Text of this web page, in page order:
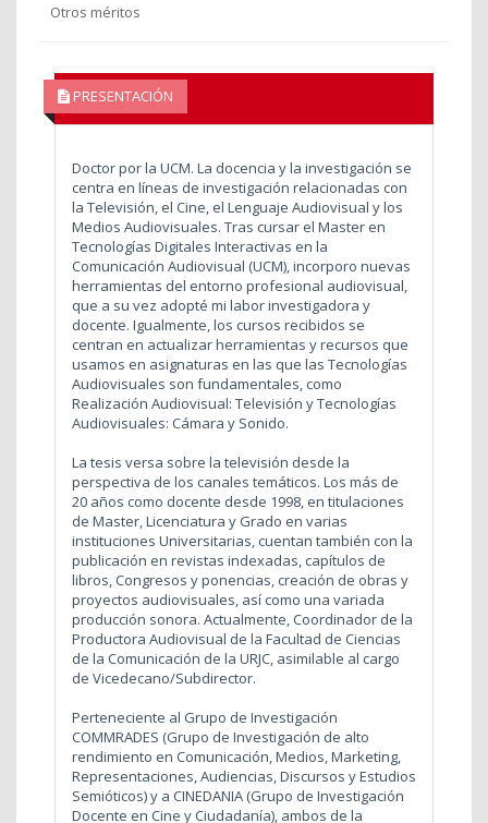
Otros méritos
PRESENTACIÓN
Doctor por la UCM. La docencia y la investigación se
centra en líneas de investigación relacionadas con
la Televisión, el Cine, el Lenguaje Audiovisual y los
Medios Audiovisuales. Tras cursar el Master en
Tecnologías Digitales Interactivas en la
Comunicación Audiovisual (UCM), incorporo nuevas
herramientas del entorno profesional audiovisual,
que a su vez adopté mi labor investigadora y
docente. Igualmente, los cursos recibidos se
centran en actualizar herramientas y recursos que
usamos en asignaturas en las que las Tecnologías
Audiovisuales son fundamentales, como
Realización Audiovisual: Televisión y Tecnologías
Audiovisuales: Cámara y Sonido.
La tesis versa sobre la televisión desde la
perspectiva de los canales temáticos. Los más de
20 años como docente desde 1998, en titulaciones
de Master, Licenciatura y Grado en varias
instituciones Universitarias, cuentan también con la
publicación en revistas indexadas, capítulos de
libros, Congresos y ponencias, creación de obras y
proyectos audiovisuales, así como una variada
producción sonora. Actualmente, Coordinador de la
Productora Audiovisual de la Facultad de Ciencias
de la Comunicación de la URJC, asimilable al cargo
de Vicedecano/Subdirector.
Perteneciente al Grupo de Investigación
COMMRADES (Grupo de Investigación de alto
rendimiento en Comunicación, Medios, Marketing,
Representaciones, Audiencias, Discursos y Estudios
Semióticos) y a CINEDANIA (Grupo de Investigación
Docente en Cine y Ciudadanía), ambos de la